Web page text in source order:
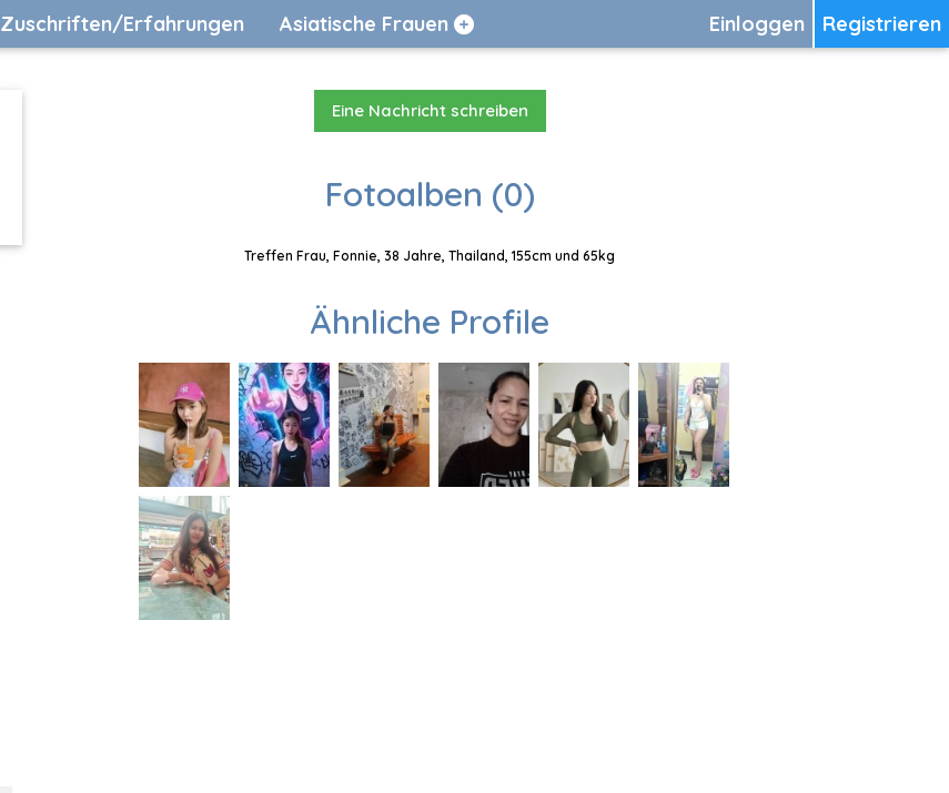
Registrieren
Einloggen
Zuschriften/Erfahrungen Asiatische Frauen
Eine Nachricht schreiben
Fotoalben (0)
Treffen Frau, Fonnie, 38 Jahre, Thailand, 155cm und 65kg
Ähnliche Profile